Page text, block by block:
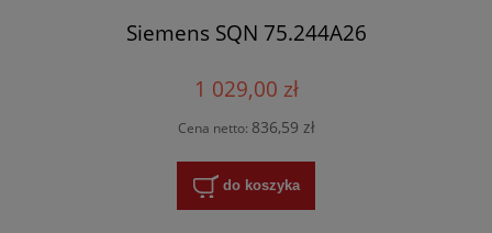
Siemens SQN 75.244A26
1 029,00 zł
Cena netto: 836,59 zł
do koszyka